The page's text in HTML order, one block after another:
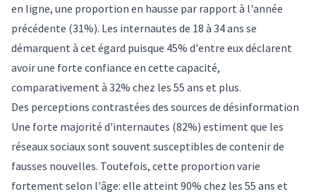
en ligne, une proportion en hausse par rapport à l'année
précédente (31%). Les internautes de 18 à 34 ans se
démarquent à cet égard puisque 45% d'entre eux déclarent
avoir une forte confiance en cette capacité,
comparativement à 32% chez les 55 ans et plus.
Des perceptions contrastées des sources de désinformation
Une forte majorité d'internautes (82%) estiment que les
réseaux sociaux sont souvent susceptibles de contenir de
fausses nouvelles. Toutefois, cette proportion varie
fortement selon l'âge: elle atteint 90% chez les 55 ans et